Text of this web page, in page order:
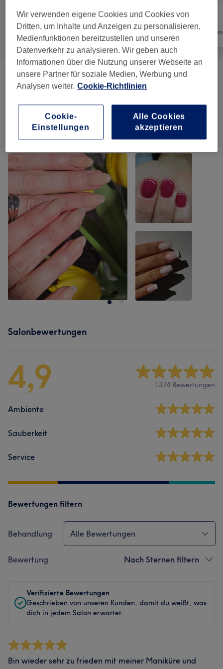
Alle Nägel
Nagelmodellage (5 ) ab 18 €
Maniküre & Pediküre (8) ab 10 €
Unsere Arbeit
Salonbewertungen
4,9 1374 Bewertungen
Ambiente
Sauberkeit
Service
Bewertungen filtern
Behandlung Alle Bewertungen
Bewertung Nach Sternen filtern
Verifizierte Bewertungen
Geschrieben von unseren Kunden, damit du weißt, was
dich in jedem Salon erwartet.
Bin wieder sehr zu frieden mit meiner Maniküre und
Wir verwenden eigene Cookies und Cookies von
Dritten, um Inhalte und Anzeigen zu personalisieren,
Medienfunktionen bereitzustellen und unseren
Datenverkehr zu analysieren. Wir geben auch
Informationen über die Nutzung unserer Webseite an
unsere Partner für soziale Medien, Werbung und
Analysen weiter. Cookie-Richtlinien
Cookie-
Einstellungen
Alle Cookies
akzeptieren